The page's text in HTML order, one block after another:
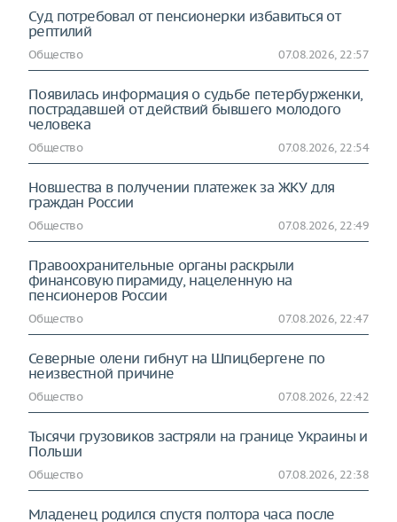
Суд потребовал от пенсионерки избавиться от
рептилий
Общество 07.08.2026, 22:57
Появилась информация о судьбе петербурженки,
пострадавшей от действий бывшего молодого
человека
Общество 07.08.2026, 22:54
Новшества в получении платежек за ЖКУ для
граждан России
Общество 07.08.2026, 22:49
Правоохранительные органы раскрыли
финансовую пирамиду, нацеленную на
пенсионеров России
Общество 07.08.2026, 22:47
Северные олени гибнут на Шпицбергене по
неизвестной причине
Общество 07.08.2026, 22:42
Тысячи грузовиков застряли на границе Украины и
Польши
Общество 07.08.2026, 22:38
Младенец родился спустя полтора часа после